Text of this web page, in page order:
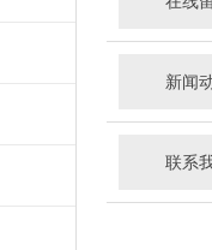
新闻
联系